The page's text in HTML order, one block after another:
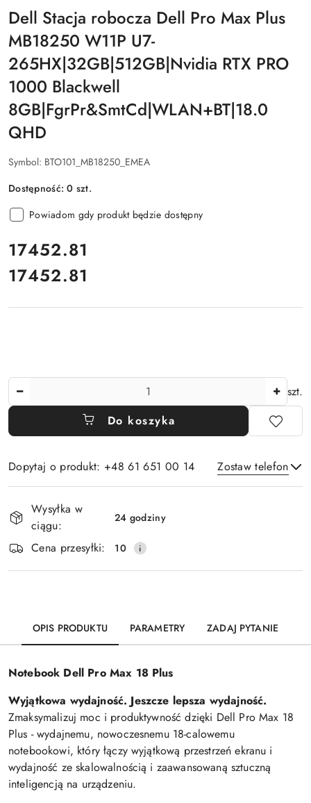
Dell Stacja robocza Dell Pro Max Plus
MB18250 W11P U7-
265HX|32GB|512GB|Nvidia RTX PRO
1000 Blackwell
8GB|FgrPr&SmtCd|WLAN+BT|18.0
QHD
Symbol: BTO101_MB18250_EMEA
Dostępność:0 szt.
Powiadom gdy produkt będzie dostępny
cena:
17452.81
Cena:
17452.81
szt.
Do koszyka
Dopytaj o produkt: +48 61 651 00 14 Zostaw telefon
i
dostawa
Wysyłka w
ciągu:
24 godziny
Cena przesyłki: 10
OPIS PRODUKTU PARAMETRY ZADAJ PYTANIE
Notebook Dell Pro Max 18 Plus
Wyjątkowa wydajność. Jeszcze lepsza wydajność.
Zmaksymalizuj moc i produktywność dzięki Dell Pro Max 18
Plus - wydajnemu, nowoczesnemu 18-calowemu
notebookowi, który łączy wyjątkową przestrzeń ekranu i
wydajność ze skalowalnością i zaawansowaną sztuczną
inteligencją na urządzeniu.